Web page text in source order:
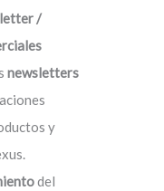
/
newsletters
y
del